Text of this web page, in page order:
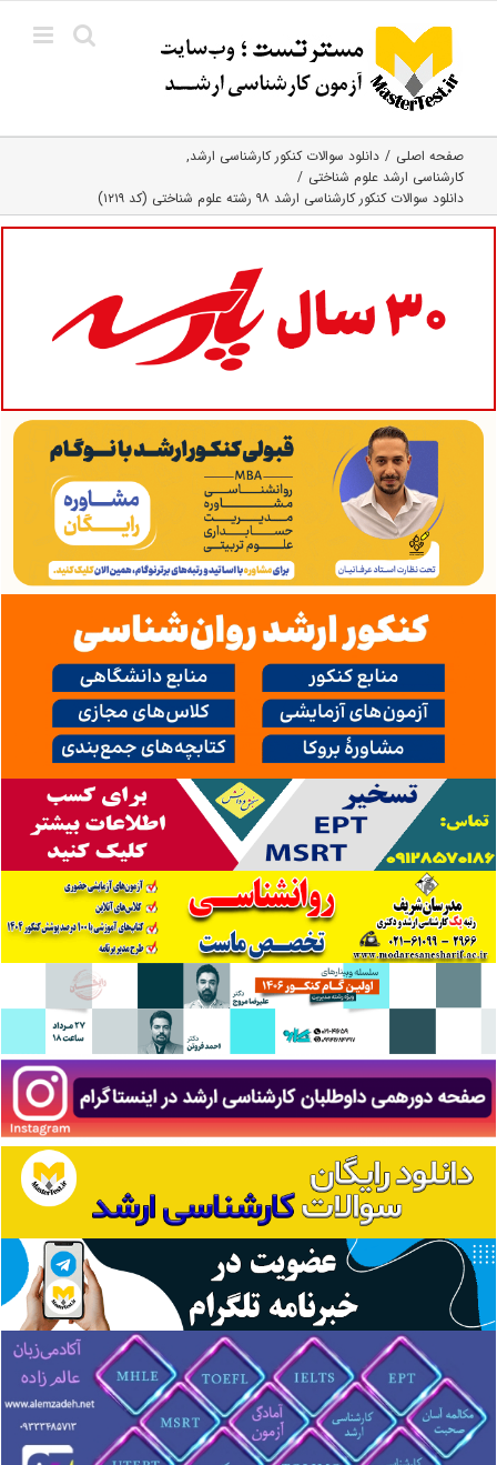
content
صفحه اصلی
دانلود سوالات کنکور کارشناسی ارشد
کارشناسی ارشد علوم شناختی
دانلود سوالات کنکور کارشناسی ارشد ۹۸ رشته علوم شناختی (کد ۱۲۱۹)